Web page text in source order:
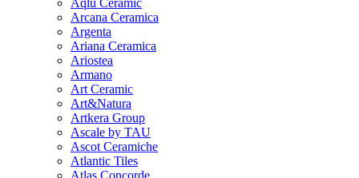
Arcana Ceramica
Argenta
Ariana Ceramica
Ariostea
Armano
Art Ceramic
Art&Natura
Artkera Group
Ascale by TAU
Ascot Ceramiche
Atlantic Tiles
Atlas Concorde